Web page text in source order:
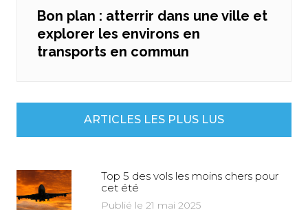
Next
post:
Bon plan : atterrir dans une ville et
explorer les environs en
transports en commun
ARTICLES LES PLUS LUS
Top 5 des vols les moins chers pour
cet été
Publié le 21 mai 2025